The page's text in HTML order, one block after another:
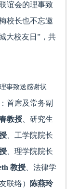
谊会的理事致
校长也不忘邀
大校友日”，共
事致送感谢状
首席及常务副
教授 、研究生
、工学院院长
、理学院院长
教授 、法律学
联络） 陈燕玲